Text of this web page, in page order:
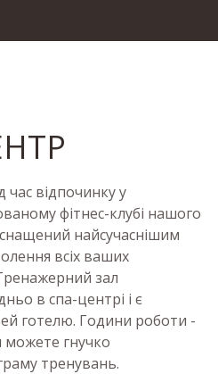
час відпочинку у
фітнес-клубі нашого
найсучаснішим
всіх ваших
зал
в спа-центрі і є
готелю. Години роботи -
можете гнучко
тренувань.